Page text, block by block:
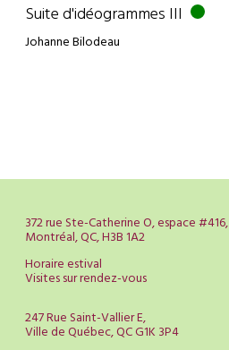
Suite d'idéogrammes III
Johanne Bilodeau
372 rue Ste-Catherine O, espace #416,
Montréal, QC, H3B 1A2
Horaire estival
Visites sur rendez-vous
247 Rue Saint-Vallier E,
Ville de Québec, QC G1K 3P4